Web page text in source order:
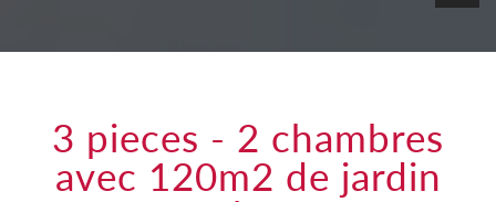
3 pieces - 2 chambres
avec 120m2 de jardin